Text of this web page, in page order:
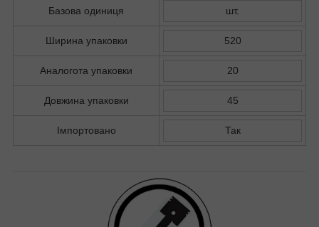
Базова одиниця шт.
Ширина упаковки 520
Аналогота упаковки 20
Довжина упаковки 45
Імпортовано Так